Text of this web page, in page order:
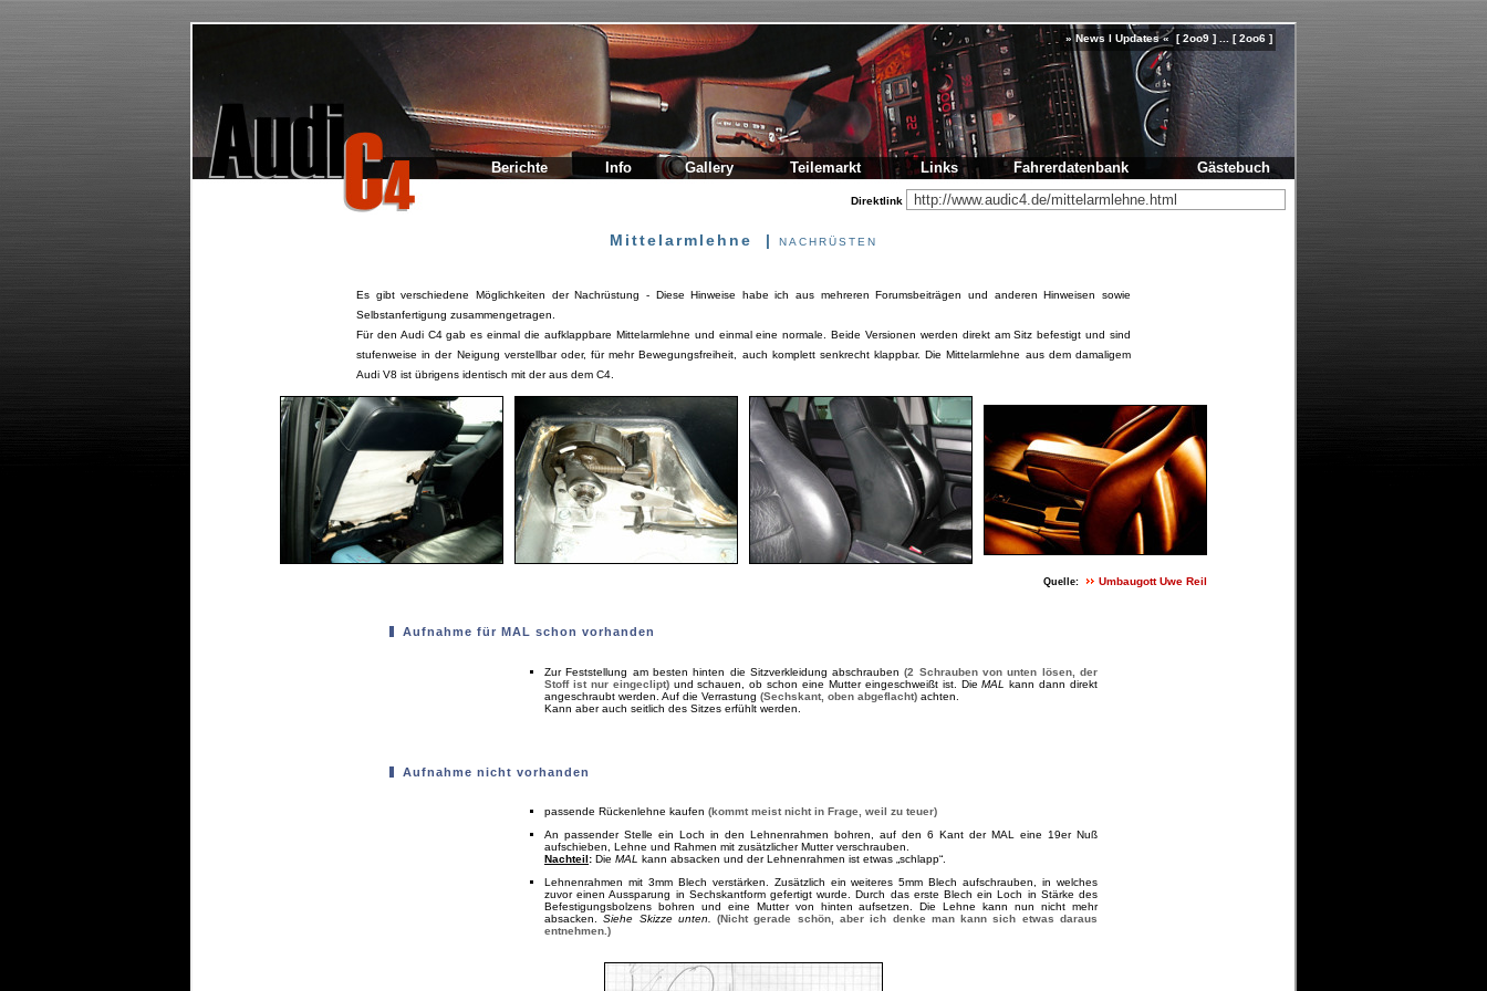
» News l Updates « [ 2oo9 ] ... [ 2oo6 ]
Berichte Info Gallery Teilemarkt Links Fahrerdatenbank Gästebuch
Direktlink
Mittelarmlehne | NACHRÜSTEN
Es gibt verschiedene Möglichkeiten der Nachrüstung - Diese Hinweise habe ich aus mehreren Forumsbeiträgen und anderen Hinweisen sowie
Selbstanfertigung zusammengetragen.
Für den Audi C4 gab es einmal die aufklappbare Mittelarmlehne und einmal eine normale. Beide Versionen werden direkt am Sitz befestigt und sind
stufenweise in der Neigung verstellbar oder, für mehr Bewegungsfreiheit, auch komplett senkrecht klappbar. Die Mittelarmlehne aus dem damaligem
Audi V8 ist übrigens identisch mit der aus dem C4.
Quelle: Umbaugott Uwe Reil
Aufnahme für MAL schon vorhanden
Zur Feststellung am besten hinten die Sitzverkleidung abschrauben(2 Schrauben von unten lösen, der
Stoff ist nur eingeclipt)und schauen, ob schon eine Mutter eingeschweißt ist. DieMAL
kann dann direkt
angeschraubt werden. Auf die Verrastung (Sechskant, oben abgeflacht) achten.
Kann aber auch seitlich des Sitzes erfühlt werden.
Aufnahme nicht vorhanden
passende Rückenlehne kaufen (kommt meist nicht in Frage, weil zu teuer)
An passender Stelle ein Loch in den Lehnenrahmen bohren, auf den 6 Kant der MAL eine 19er Nuß
aufschieben, Lehne und Rahmen mit zusätzlicher Mutter verschrauben.
Nachteil: Die MAL kann absacken und der Lehnenrahmen ist etwas „schlapp“.
Lehnenrahmen mit 3mm Blech verstärken. Zusätzlich ein weiteres 5mm Blech aufschrauben, in welches
zuvor einen Aussparung in Sechskantform gefertigt wurde. Durch das erste Blech ein Loch in Stärke des
Befestigungsbolzens bohren und eine Mutter von hinten aufsetzen. Die Lehne kann nun nicht mehr
absacken.Siehe Skizze unten. (Nicht gerade schön, aber ich denke man kann sich etwas daraus
entnehmen.)